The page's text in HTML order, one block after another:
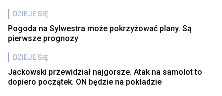
DZIEJE SIĘ
Pogoda na Sylwestra może pokrzyżować plany. Są
pierwsze prognozy
DZIEJE SIĘ
Jackowski przewidział najgorsze. Atak na samolot to
dopiero początek. ON będzie na pokładzie